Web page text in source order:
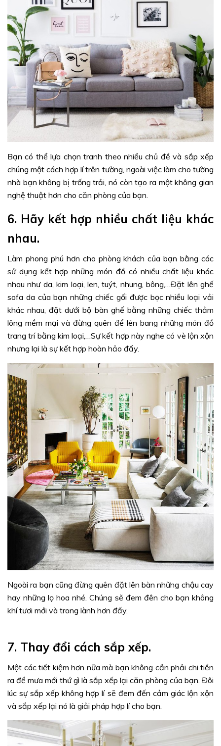
Bạn có thể lựa chọn tranh theo nhiều chủ đề và sắp xếp
chúng một cách hợp lí trên tường, ngoài việc làm cho tường
nhà bạn không bị trống trải, nó còn tạo ra một không gian
nghệ thuật hơn cho căn phòng của bạn.
6. Hãy kết hợp nhiều chất liệu khác
nhau.
Làm phong phú hơn cho phòng khách của bạn bằng các
sử dụng kết hợp những món đồ có nhiều chất liệu khác
nhau như da, kim loại, len, tuýt, nhung, bông,…Đặt lên ghế
sofa da của bạn những chiếc gối được bọc nhiều loại vải
khác nhau, đặt dưới bộ bàn ghế bằng những chiếc thảm
lông mềm mại và đừng quên để lên bang những món đồ
trang trí bằng kim loại,…Sự kết hợp này nghe có vè lộn xộn
nhưng lại là sự kết hợp hoàn hảo đấy.
Ngoài ra bạn cũng đừng quên đặt lên bàn những chậu cay
hay những lọ hoa nhé. Chúng sẽ đem đên cho bạn không
khí tươi mới và trong lành hơn đấy.
7. Thay đổi cách sắp xếp.
Một các tiết kiệm hơn nữa mà bạn không cần phải chi tiền
ra để mưa mới thứ gì là sắp xếp lại căn phòng của bạn. Đôi
lúc sự sắp xếp không hợp lí sẽ đem đến cảm giác lộn xộn
và sắp xếp lại nó là giải pháp hợp lí cho bạn.